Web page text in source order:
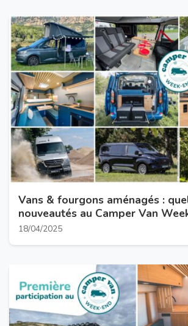
Vans & fourgons aménagés :
nouveautés au Camper Van
Brissac 2025 ?
18/04/2025